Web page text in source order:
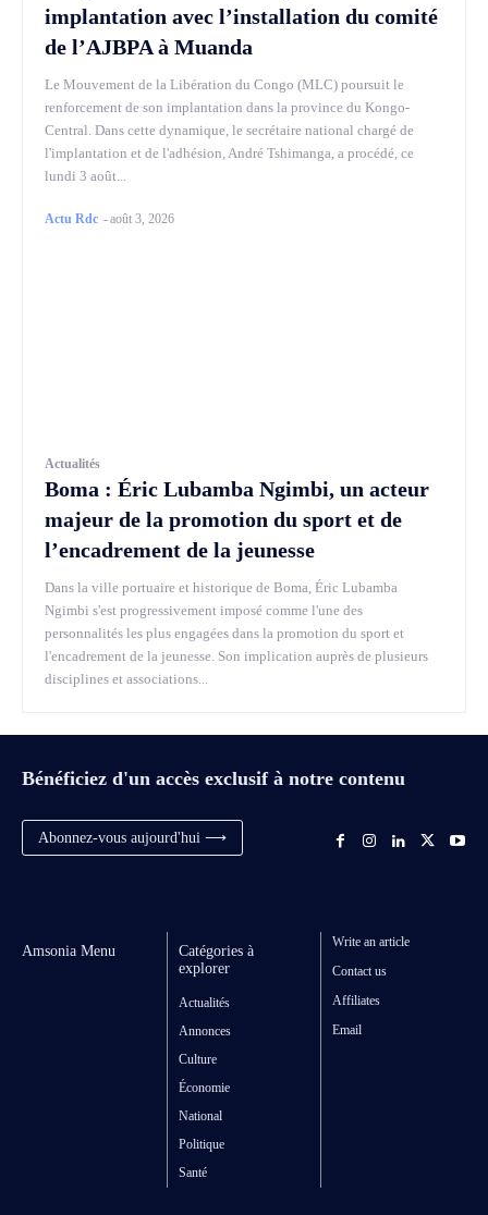
implantation avec l’installation du comité
de l’AJBPA à Muanda
Le Mouvement de la Libération du Congo (MLC) poursuit le
renforcement de son implantation dans la province du Kongo-
Central. Dans cette dynamique, le secrétaire national chargé de
l'implantation et de l'adhésion, André Tshimanga, a procédé, ce
lundi 3 août...
Actu Rdc -août 3, 2026
Actualités
Boma : Éric Lubamba Ngimbi, un acteur
majeur de la promotion du sport et de
l’encadrement de la jeunesse
Dans la ville portuaire et historique de Boma, Éric Lubamba
Ngimbi s'est progressivement imposé comme l'une des
personnalités les plus engagées dans la promotion du sport et
l'encadrement de la jeunesse. Son implication auprès de plusieurs
disciplines et associations...
Bénéficiez d'un accès exclusif à notre contenu
Abonnez-vous aujourd'hui ⟶
Amsonia Menu
Catégories à
explorer
Actualités
Annonces
Culture
Économie
National
Politique
Santé
Write an article
Contact us
Affiliates
Email